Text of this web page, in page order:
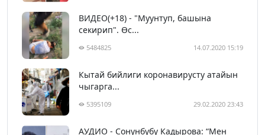
ВИДЕО(+18) - "Муунтуп, башына
секирип". Өс...
5484825 14.07.2020 15:19
Кытай бийлиги коронавирусту атайын
чыгарга...
5395109 29.02.2020 23:43
АУДИО - Сонунбүбү Кадырова: “Мен